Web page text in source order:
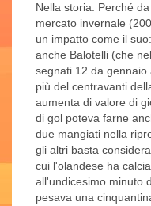
Nella storia. Perché
mercato invernale
un impatto come il
anche Balotelli (che
segnati 12 da
più del centravanti
aumenta di valore di
di gol poteva farne
due mangiati nella
gli altri basta
cui l'olandese ha
all'undicesimo minuto
pesava una